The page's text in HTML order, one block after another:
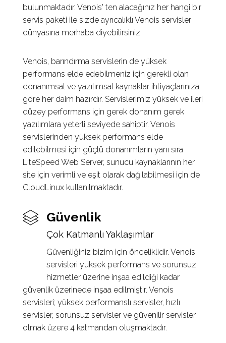
bulunmaktadır. Venois' ten alacağınız her hangi bir
servis paketi ile sizde ayrıcalıklı Venois servisler
dünyasına merhaba diyebilirsiniz.
Venois, barındırma servislerin de yüksek
performans elde edebilmeniz için gerekli olan
donanımsal ve yazılımsal kaynaklar ihtiyaçlarınıza
göre her daim hazırdır. Servislerimiz yüksek ve ileri
düzey performans için gerek donanım gerek
yazılımlara yeterli seviyede sahiptir. Venois
servislerinden yüksek performans elde
edilebilmesi için güçlü donanımların yanı sıra
LiteSpeed Web Server, sunucu kaynaklarının her
site için verimli ve eşit olarak dağılabilmesi için de
CloudLinux kullanılmaktadır.
Güvenlik
Çok Katmanlı Yaklaşımlar
Güvenliğiniz bizim için önceliklidir. Venois
servisleri yüksek performans ve sorunsuz
hizmetler üzerine inşaa edildiği kadar
güvenlik üzerinede inşaa edilmiştir. Venois
servisleri; yüksek performanslı servisler, hızlı
servisler, sorunsuz servisler ve güvenilir servisler
olmak üzere 4 katmandan oluşmaktadır.